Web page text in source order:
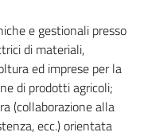
e gestionali presso
di materiali,
ed imprese per la
di prodotti agricoli;
(collaborazione alla
ecc.) orientata